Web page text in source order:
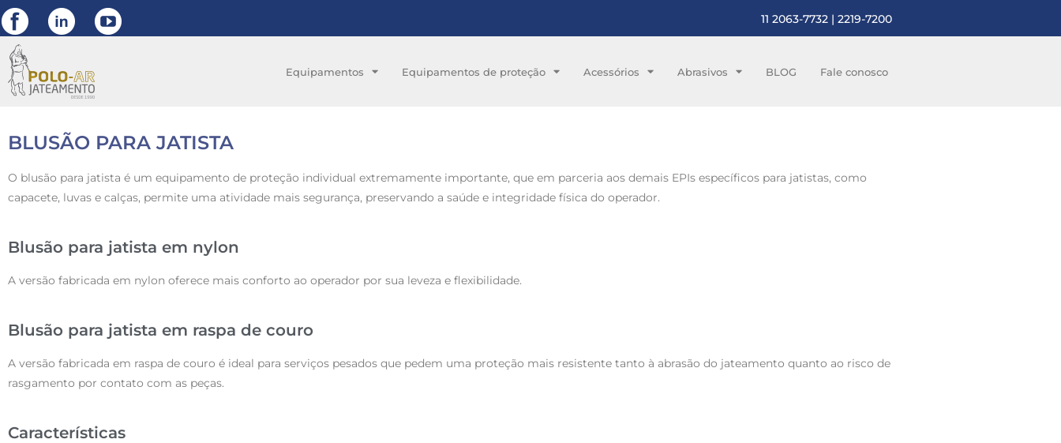
11 2063-7732 | 2219-7200
Equipamentos Equipamentos de proteção Acessórios Abrasivos BLOG Fale conosco
BLUSÃO PARA JATISTA
O blusão para jatista é um equipamento de proteção individual extremamente importante, que em parceria aos demais EPIs específicos para jatistas, como
capacete, luvas e calças, permite uma atividade mais segurança, preservando a saúde e integridade física do operador.
Blusão para jatista em nylon
A versão fabricada em nylon oferece mais conforto ao operador por sua leveza e flexibilidade.
Blusão para jatista em raspa de couro
A versão fabricada em raspa de couro é ideal para serviços pesados que pedem uma proteção mais resistente tanto à abrasão do jateamento quanto ao risco de
rasgamento por contato com as peças.
Características